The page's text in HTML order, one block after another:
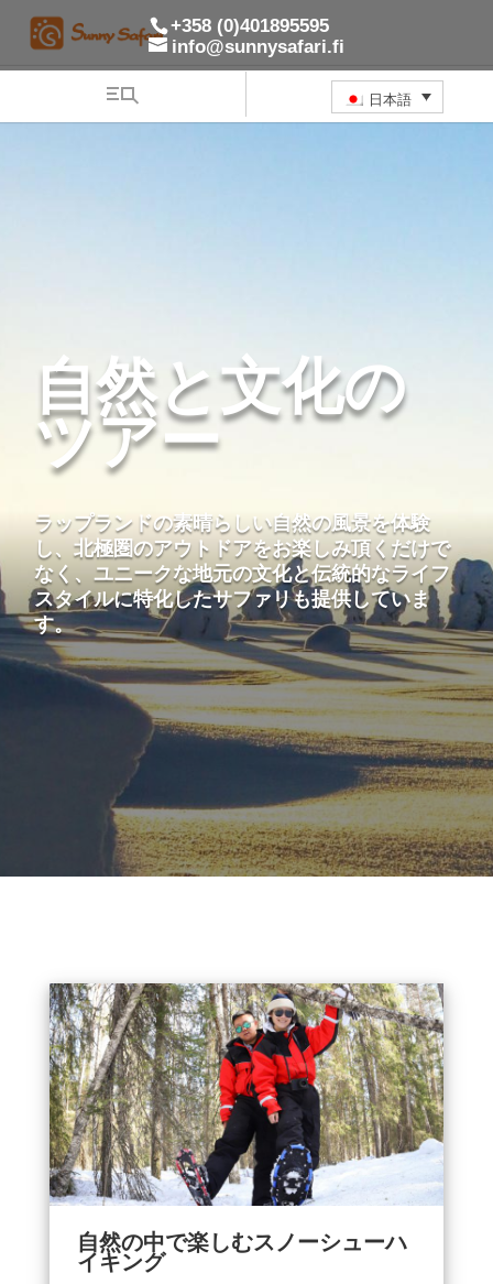
+358 (0)401895595
info@sunnysafari.fi
日本語
自然と文化の
ツアー
ラップランドの素晴らしい自然の風景を体験
し、北極圏のアウトドアをお楽しみ頂くだけで
なく、ユニークな地元の文化と伝統的なライフ
スタイルに特化したサファリも提供していま
す。
自然の中で楽しむスノーシューハ
イキング